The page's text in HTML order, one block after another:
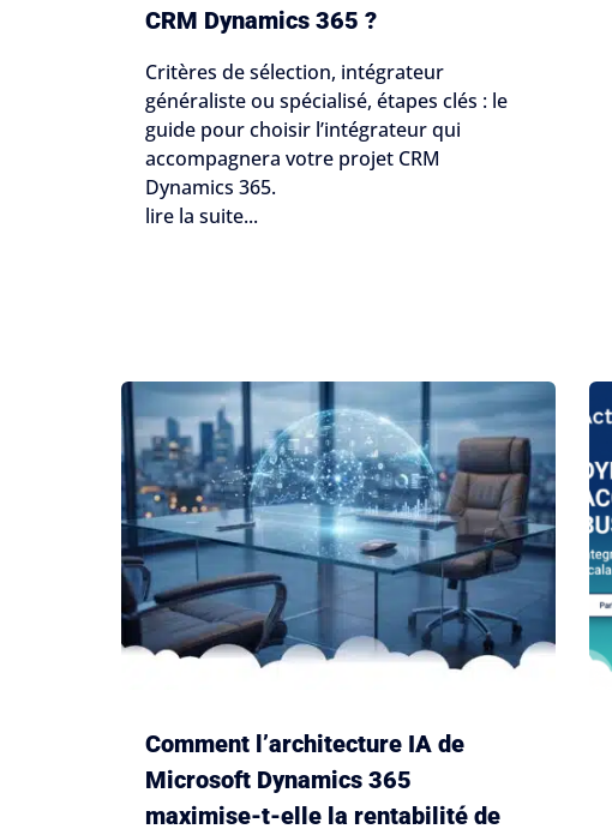
CRM Dynamics 365 ?
Critères de sélection, intégrateur
généraliste ou spécialisé, étapes clés : le
guide pour choisir l’intégrateur qui
accompagnera votre projet CRM
Dynamics 365.
lire la suite...
Comment l’architecture IA de
Microsoft Dynamics 365
maximise-t-elle la rentabilité de